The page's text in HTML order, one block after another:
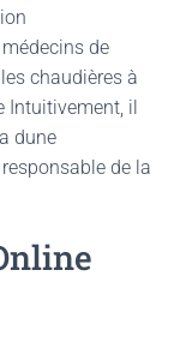
de
chaudières à
Intuitivement, il
dune
de la